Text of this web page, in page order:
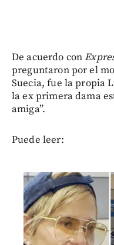
De acuerdo con
preguntaron por el
Suecia, fue la propia
la ex primera dama
amiga”.
Puede leer: